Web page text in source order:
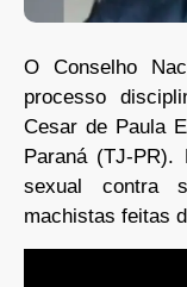
O Conselho
processo
Cesar de Paula
Paraná (TJ-
sexual contra
machistas feitas